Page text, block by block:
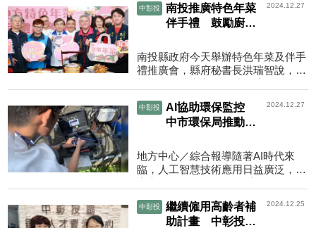
成5%的畜牧資源化比率，...
中彰投
南投推廣特色年菜
伴手禮 鼓勵廚藝
2024.12.27
南投縣政府今天舉辦特色年菜及伴手
禮推廣會，縣府秘書長洪瑞智說，南
結合廚師技藝，推出...
中彰投
AI協助環保監控
中市環保局推動水
2024.12.27
地方中心／綜合報導隨著AI時代來
臨，人工智慧技術應用日益廣泛，臺
端資訊平臺提供24小時不...
中彰投
繼續僱用高齡者補
助計畫 中彰投分
2024.12.25